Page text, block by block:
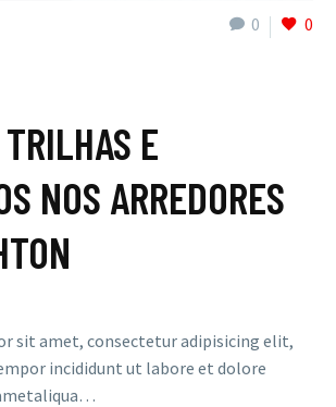
0 0
TRILHAS E
NOS ARREDORES
sit amet, consectetur adipisicing elit,
incididunt ut labore et dolore